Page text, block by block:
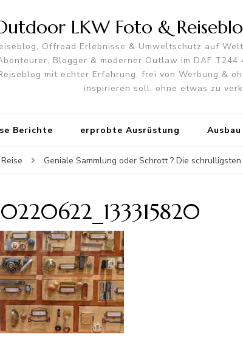
LKW Foto &
Offroad Erlebnisse & Umweltschutz auf
Blogger & moderner Outlaw im DAF T244
mit echter Erfahrung, frei von Werbung &
inspirieren soll, ohne etwas zu
Berichte erprobte Ausrüstung Ausbau
Reise Geniale Sammlung oder Schrott ? Die